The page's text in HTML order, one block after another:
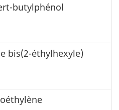
butylphénol
bis(2-éthylhexyle)